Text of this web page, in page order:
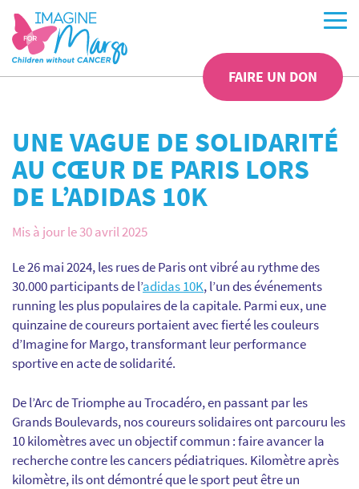
FAIRE UN DON
UNE VAGUE DE SOLIDARITÉ
AU CŒUR DE PARIS LORS
DE L’ADIDAS 10K
Mis à jour le 30 avril 2025
Le 26 mai 2024, les rues de Paris ont vibré au rythme des
30.000 participants de l’adidas 10K, l’un des événements
running les plus populaires de la capitale. Parmi eux, une
quinzaine de coureurs portaient avec fierté les couleurs
d’Imagine for Margo, transformant leur performance
sportive en acte de solidarité.
De l’Arc de Triomphe au Trocadéro, en passant par les
Grands Boulevards, nos coureurs solidaires ont parcouru les
10 kilomètres avec un objectif commun : faire avancer la
recherche contre les cancers pédiatriques. Kilomètre après
kilomètre, ils ont démontré que le sport peut être un